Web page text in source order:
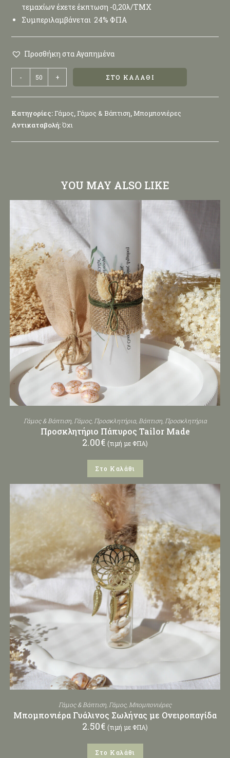
τεμαχίων έχετε έκπτωση -0,20λ/ΤΜΧ
Συμπεριλαμβάνεται 24% ΦΠΑ
Προσθήκη στα Αγαπημένα
- + ΣΤΟ ΚΑΛΆΘΙ
Κατηγορίες:Γάμος,Γάμος & Βάπτιση,Μπομπονιέρες
Αντικαταβολή:Όχι
YOU MAY ALSO LIKE
Γάμος & Βάπτιση,Γάμος,Προσκλητήρια,Βάπτιση,Προσκλητήρια
Προσκλητήριο Πάπυρος Tailor Made
2.00€ (τιμή με ΦΠΑ)
Στο Καλάθι
Γάμος & Βάπτιση Γάμος, Μπομπονιέρες
Μπομπονιέρα Γυάλινος Σωλήνας με Ονειροπαγίδα
2.50€ (τιμή με ΦΠΑ)
Στο Καλάθι